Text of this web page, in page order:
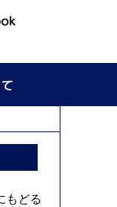
もどる